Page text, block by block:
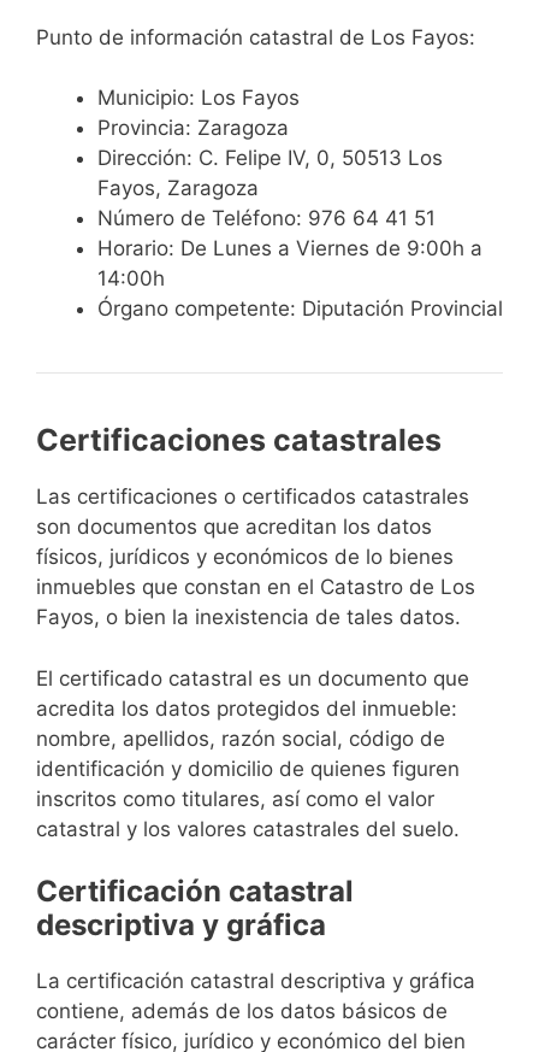
Punto de información catastral de Los Fayos:
Municipio: Los Fayos
Provincia: Zaragoza
Dirección: C. Felipe IV, 0, 50513 Los
Fayos, Zaragoza
Número de Teléfono: 976 64 41 51
Horario: De Lunes a Viernes de 9:00h a
14:00h
Órgano competente: Diputación Provincial
Certificaciones catastrales
Las certificaciones o certificados catastrales
son documentos que acreditan los datos
físicos, jurídicos y económicos de lo bienes
inmuebles que constan en el Catastro de Los
Fayos, o bien la inexistencia de tales datos.
El certificado catastral es un documento que
acredita los datos protegidos del inmueble:
nombre, apellidos, razón social, código de
identificación y domicilio de quienes figuren
inscritos como titulares, así como el valor
catastral y los valores catastrales del suelo.
Certificación catastral
descriptiva y gráfica
La certificación catastral descriptiva y gráfica
contiene, además de los datos básicos de
carácter físico, jurídico y económico del bien